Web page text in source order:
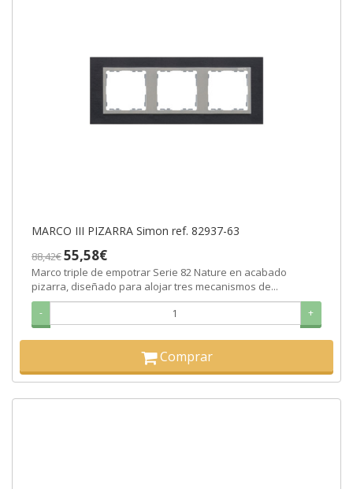
MARCO III PIZARRA Simon ref. 82937-63
88,42€55,58€
Marco triple de empotrar Serie 82 Nature en acabado
pizarra, diseñado para alojar tres mecanismos de...
- +
Comprar